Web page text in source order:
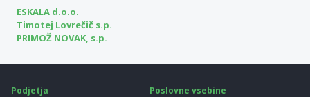
ESKALA d.o.o.
Timotej Lovrečič s.p.
PRIMOŽ NOVAK, s.p.
Podjetja
Poslovne vsebine